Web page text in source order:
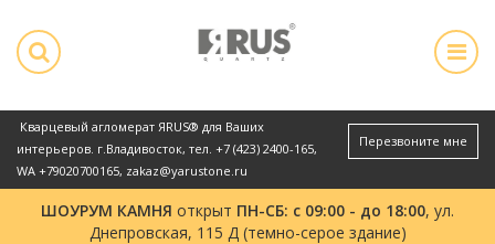
Кварцевый агломерат ЯRUS® для Ваших
интерьеров. г.Владивосток, тел. +7 (423) 2400-165,
WA +79020700165, zakaz@yarustone.ru
Перезвоните мне
ШОУРУМ КАМНЯ открыт ПН-СБ: с 09:00 - до 18:00, ул.
Днепровская, 115 Д (темно-серое здание)